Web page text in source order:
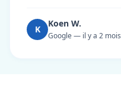
K
Koen W.
Google — il y a 2 mois